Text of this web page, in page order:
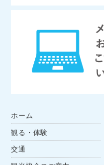
ホーム
観る・体験
交通